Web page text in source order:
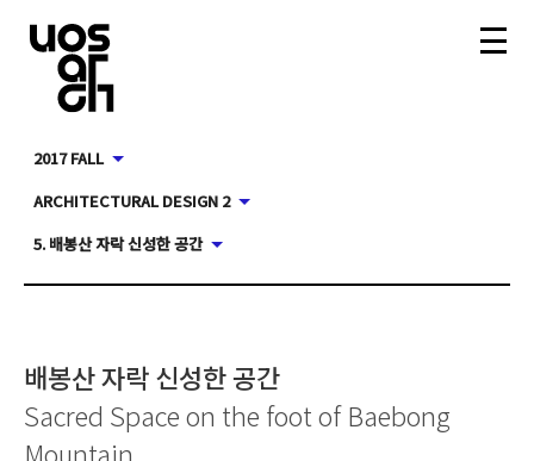
2017 FALL
ARCHITECTURAL DESIGN 2
5. 배봉산 자락 신성한 공간
배봉산 자락 신성한 공간
Sacred Space on the foot of Baebong
Mountain